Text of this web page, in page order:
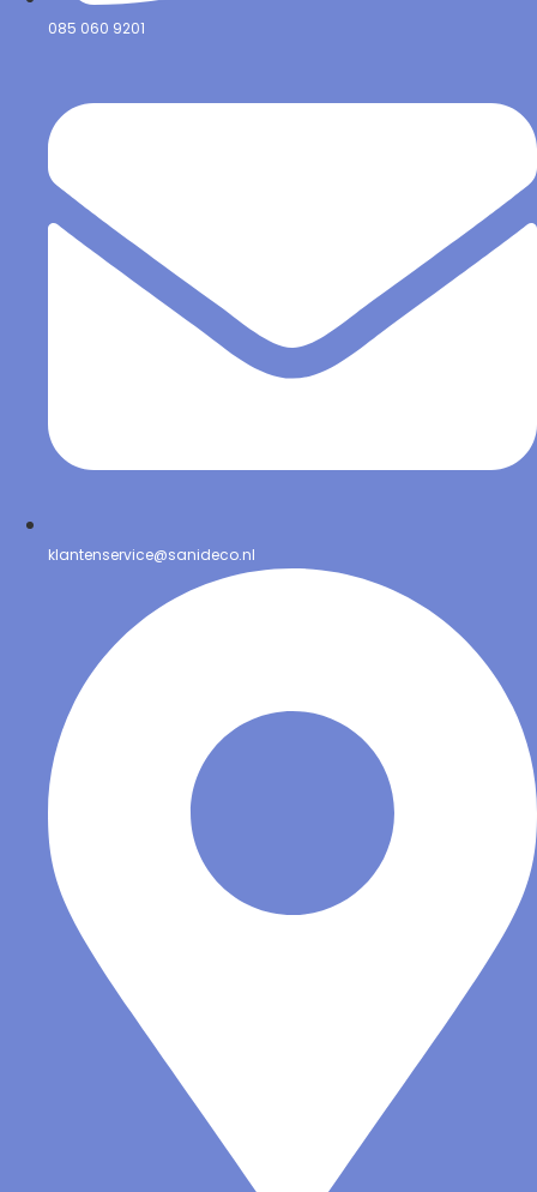
085 060 9201
klantenservice@sanideco.nl